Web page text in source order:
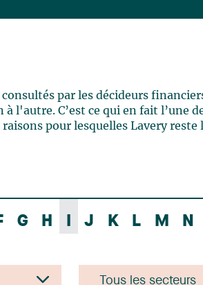
par les décideurs
l'autre. C’est ce qui en fait l’une
pour lesquelles Lavery reste
G H I J K L M N